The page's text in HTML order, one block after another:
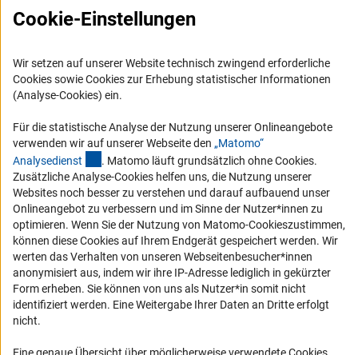
RSS-Feeds
Vergabeverfahren
Barrierefreiheit
Service und Informationen für Menschen mit Behinderungen
Erklärung zur Barrierefreiheit
Barriere melden
DFG-aktuell
Erhalten Sie Neuigkeiten aus der DFG direkt in Ihr Mailpostfach oder
schauen Sie sich die Ausgaben online an.
Zum Newsletter
Cookie-Einstellungen
Wir setzen auf unserer Website technisch zwingend erforderliche
Cookies sowie Cookies zur Erhebung statistischer Informationen
(Analyse-Cookies) ein.
Für die statistische Analyse der Nutzung unserer Onlineangebote
verwenden wir auf unserer Webseite den „Matomo“
Analysedienst (externer Link)
. Matomo läuft grundsätzlich ohne Cookies.
Zusätzliche Analyse-Cookies helfen uns, die Nutzung unserer
Websites noch besser zu verstehen und darauf aufbauend unser
Onlineangebot zu verbessern und im Sinne der Nutzer*innen zu
optimieren. Wenn Sie der Nutzung von Matomo-Cookieszustimmen,
können diese Cookies auf Ihrem Endgerät gespeichert werden. Wir
werten das Verhalten von unseren Webseitenbesucher*innen
anonymisiert aus, indem wir ihre IP-Adresse lediglich in gekürzter
Form erheben. Sie können von uns als Nutzer*in somit nicht
identifiziert werden. Eine Weitergabe Ihrer Daten an Dritte erfolgt
nicht.